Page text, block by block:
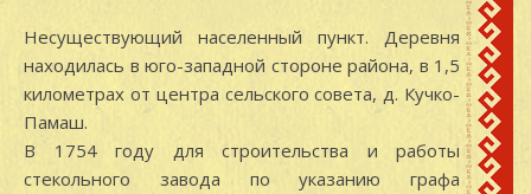
Несуществующий населенный пункт. Деревня
находилась в юго-западной стороне района, в 1,5
километрах от центра сельского совета, д. Кучко-
Памаш.
В 1754 году для строительства и работы
стекольного завода по указанию графа